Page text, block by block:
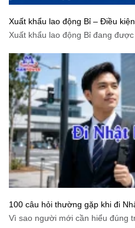
Xuất khẩu lao động Bỉ – Điều
trình chuẩn cho người lao động
Xuất khẩu lao động Bỉ đang
100 câu hỏi thường gặp khi đi
hiểu cho người mới bắt đầu
Vì sao người mới cần hiểu đúng